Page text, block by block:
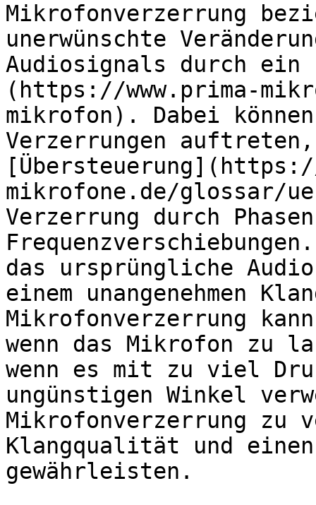
Mikrofonverzerrung
unerwünschte
Audiosignals durch ein
(https://www.prima-
mikrofon). Dabei
Verzerrungen
mikrofone.de/glossar/
Verzerrung durch
das ursprüngliche
einem unangenehmen
Mikrofonverzerrung
wenn das Mikrofon
wenn es mit zu viel
ungünstigen Winkel
Mikrofonverzerrung zu
Klangqualität und
gewährleisten.